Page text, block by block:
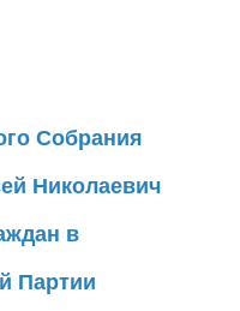
Собрания
Николаевич
в
Партии